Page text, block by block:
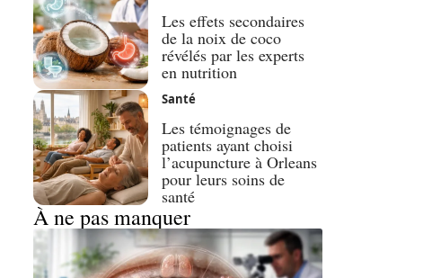
Les effets secondaires
de la noix de coco
révélés par les experts
en nutrition
Santé
Les témoignages de
patients ayant choisi
l’acupuncture à Orleans
pour leurs soins de
santé
À ne pas manquer